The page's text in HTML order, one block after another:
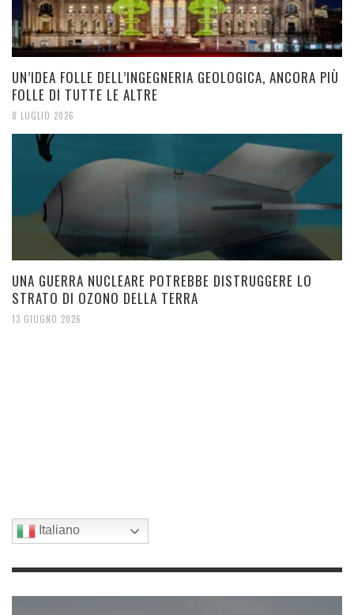
UN’IDEA FOLLE DELL’INGEGNERIA GEOLOGICA, ANCORA PIÙ
FOLLE DI TUTTE LE ALTRE
8 LUGLIO 2026
UNA GUERRA NUCLEARE POTREBBE DISTRUGGERE LO
STRATO DI OZONO DELLA TERRA
13 GIUGNO 2026
Italiano